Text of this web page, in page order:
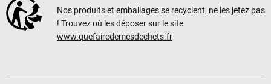
Nos produits et emballages se recyclent, ne les jetez pas
! Trouvez où les déposer sur le site
www.quefairedemesdechets.fr